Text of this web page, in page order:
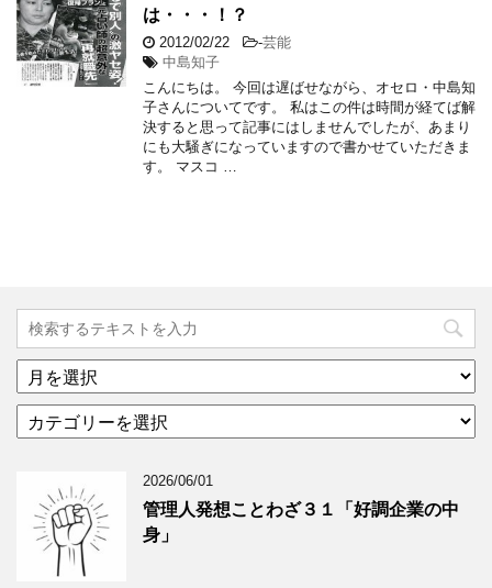
は・・・！？
2012/02/22 -芸能
中島知子
こんにちは。 今回は遅ばせながら、オセロ・中島知
子さんについてです。 私はこの件は時間が経てば解
決すると思って記事にはしませんでしたが、あまり
にも大騒ぎになっていますので書かせていただきま
す。 マスコ …
ア
ー
イ
テ
ー
2026/06/01
管理人発想ことわざ３１「好調企業の中
身」